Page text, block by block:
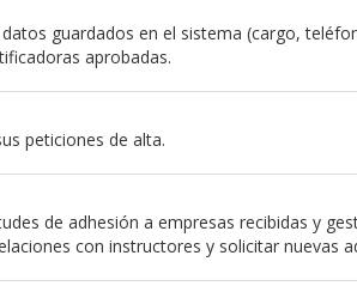
guardados en el sistema (cargo,
aprobadas.
peticiones de alta.
de adhesión a empresas recibidas y
con instructores y solicitar nuevas